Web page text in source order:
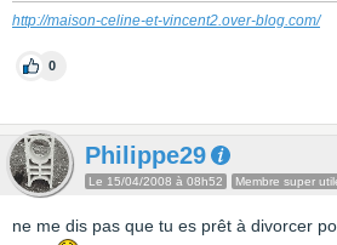
http://maison-celine-et-vincent2.over-blog.com/
0
Philippe29
Le 15/04/2008 à 08h52 Membre super
ne me dis pas que tu es prêt à divorcer